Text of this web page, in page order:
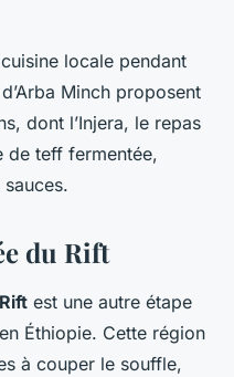
locale pendant
Minch proposent
dont l’Injera, le repas
de teff fermentée,
du Rift
est une autre étape
Éthiopie. Cette région
à couper le souffle,